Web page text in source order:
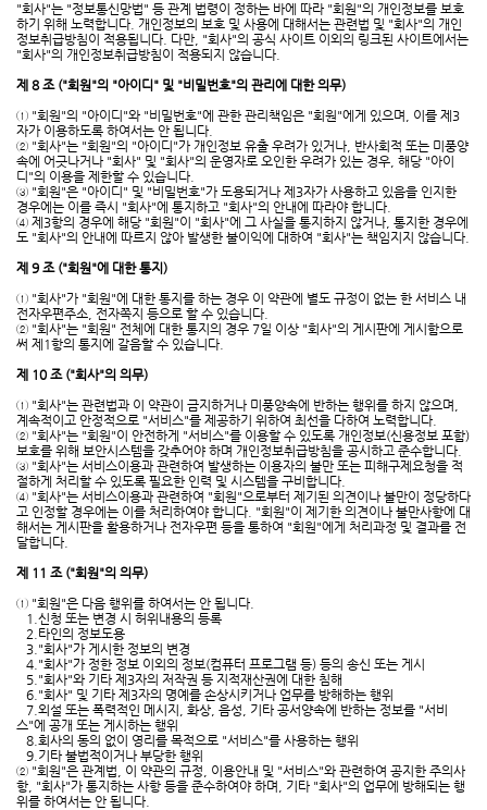
"회사"는 "정보통신망법" 등 관계 법령이 정하는 바에 따라 "회원"의 개인정보를 보호
하기 위해 노력합니다. 개인정보의 보호 및 사용에 대해서는 관련법 및 "회사"의 개인
정보취급방침이 적용됩니다. 다만, "회사"의 공식 사이트 이외의 링크된 사이트에서는
"회사"의 개인정보취급방침이 적용되지 않습니다.
제 8 조 ("회원"의 "아이디" 및 "비밀번호"의 관리에 대한 의무)
① "회원"의 "아이디"와 "비밀번호"에 관한 관리책임은 "회원"에게 있으며, 이를 제3
자가 이용하도록 하여서는 안 됩니다.
② "회사"는 "회원"의 "아이디"가 개인정보 유출 우려가 있거나, 반사회적 또는 미풍양
속에 어긋나거나 "회사" 및 "회사"의 운영자로 오인한 우려가 있는 경우, 해당 "아이
디"의 이용을 제한할 수 있습니다.
③ "회원"은 "아이디" 및 "비밀번호"가 도용되거나 제3자가 사용하고 있음을 인지한
경우에는 이를 즉시 "회사"에 통지하고 "회사"의 안내에 따라야 합니다.
④ 제3항의 경우에 해당 "회원"이 "회사"에 그 사실을 통지하지 않거나, 통지한 경우에
도 "회사"의 안내에 따르지 않아 발생한 불이익에 대하여 "회사"는 책임지지 않습니다.
제 9 조 ("회원"에 대한 통지)
① "회사"가 "회원"에 대한 통지를 하는 경우 이 약관에 별도 규정이 없는 한 서비스 내
전자우편주소, 전자쪽지 등으로 할 수 있습니다.
② "회사"는 "회원" 전체에 대한 통지의 경우 7일 이상 "회사"의 게시판에 게시함으로
써 제1항의 통지에 갈음할 수 있습니다.
제 10 조 ("회사"의 의무)
① "회사"는 관련법과 이 약관이 금지하거나 미풍양속에 반하는 행위를 하지 않으며,
계속적이고 안정적으로 "서비스"를 제공하기 위하여 최선을 다하여 노력합니다.
② "회사"는 "회원"이 안전하게 "서비스"를 이용할 수 있도록 개인정보(신용정보 포함)
보호를 위해 보안시스템을 갖추어야 하며 개인정보취급방침을 공시하고 준수합니다.
③ "회사"는 서비스이용과 관련하여 발생하는 이용자의 불만 또는 피해구제요청을 적
절하게 처리할 수 있도록 필요한 인력 및 시스템을 구비합니다.
④ "회사"는 서비스이용과 관련하여 "회원"으로부터 제기된 의견이나 불만이 정당하다
고 인정할 경우에는 이를 처리하여야 합니다. "회원"이 제기한 의견이나 불만사항에 대
해서는 게시판을 활용하거나 전자우편 등을 통하여 "회원"에게 처리과정 및 결과를 전
달합니다.
제 11 조 ("회원"의 의무)
① "회원"은 다음 행위를 하여서는 안 됩니다.
1.신청 또는 변경 시 허위내용의 등록
2.타인의 정보도용
3."회사"가 게시한 정보의 변경
4."회사"가 정한 정보 이외의 정보(컴퓨터 프로그램 등) 등의 송신 또는 게시
5."회사"와 기타 제3자의 저작권 등 지적재산권에 대한 침해
6."회사" 및 기타 제3자의 명예를 손상시키거나 업무를 방해하는 행위
7.외설 또는 폭력적인 메시지, 화상, 음성, 기타 공서양속에 반하는 정보를 "서비
스"에 공개 또는 게시하는 행위
8.회사의 동의 없이 영리를 목적으로 "서비스"를 사용하는 행위
9.기타 불법적이거나 부당한 행위
② "회원"은 관계법, 이 약관의 규정, 이용안내 및 "서비스"와 관련하여 공지한 주의사
항, "회사"가 통지하는 사항 등을 준수하여야 하며, 기타 "회사"의 업무에 방해되는 행
위를 하여서는 안 됩니다.